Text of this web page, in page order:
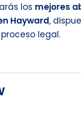
los mejores
Hayward,
legal.